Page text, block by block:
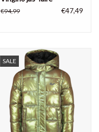
€94,99 €47,49
SALE